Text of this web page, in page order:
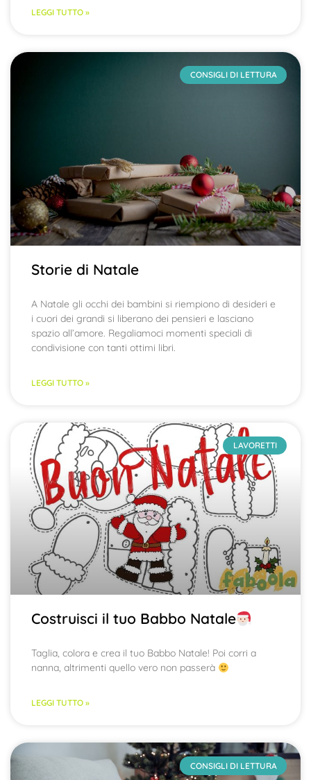
LEGGI TUTTO »
CONSIGLI DI LETTURA
Storie di Natale
A Natale gli occhi dei bambini si riempiono di desideri e
i cuori dei grandi si liberano dei pensieri e lasciano
spazio all’amore. Regaliamoci momenti speciali di
condivisione con tanti ottimi libri.
LEGGI TUTTO »
LAVORETTI
Costruisci il tuo Babbo Natale
Taglia, colora e crea il tuo Babbo Natale! Poi corri a
nanna, altrimenti quello vero non passerà
LEGGI TUTTO »
CONSIGLI DI LETTURA